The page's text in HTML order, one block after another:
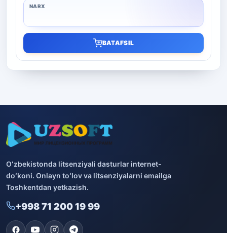
BATAFSIL
Oʻzbekistonda litsenziyali dasturlar internet-
doʻkoni. Onlayn toʻlov va litsenziyalarni emailga
Toshkentdan yetkazish.
+998 71 200 19 99